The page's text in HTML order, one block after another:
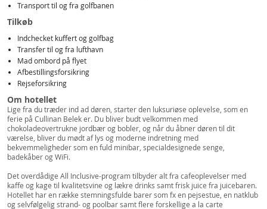
Transport til og fra golfbanen
Tilkøb
Indchecket kuffert og golfbag
Transfer til og fra lufthavn
Mad ombord på flyet
Afbestillingsforsikring
Rejseforsikring
Om hotellet
Lige fra du træder ind ad døren, starter den luksuriøse oplevelse, som en
ferie på Cullinan Belek er. Du bliver budt velkommen med
chokoladeovertrukne jordbær og bobler, og når du åbner døren til dit
værelse, bliver du mødt af lys og moderne indretning med
bekvemmeligheder som en fuld minibar, specialdesignede senge,
badekåber og WiFi.
Det overdådige All Inclusive-program tilbyder alt fra cafeoplevelser med
kaffe og kage til kvalitetsvine og lækre drinks samt frisk juice fra juicebaren.
Hotellet har en række stemningsfulde barer som fx en pejsestue, en natklub
og selvfølgelig strand- og poolbar samt flere forskellige a la carte